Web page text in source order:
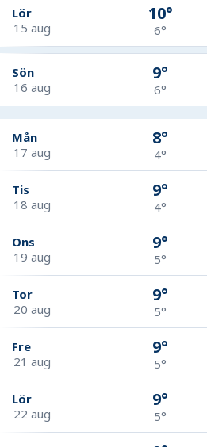
Lör
15 aug
10°
6°
Sön
16 aug
9°
6°
Mån
17 aug
8°
4°
Tis
18 aug
9°
4°
Ons
19 aug
9°
5°
Tor
20 aug
9°
5°
Fre
21 aug
9°
5°
Lör
22 aug
9°
5°